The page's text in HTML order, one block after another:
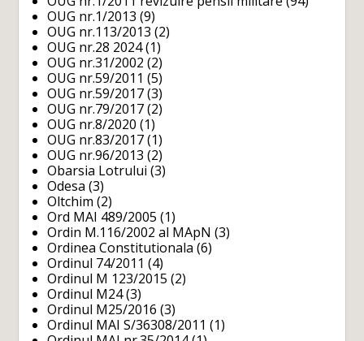
OUG nr.1/2013 (9)
OUG nr.113/2013 (2)
OUG nr.28 2024(1)
OUG nr.31/2002 (2)
OUG nr.59/2011 (5)
OUG nr.59/2017 (3)
OUG nr.79/2017 (2)
OUG nr.8/2020 (1)
OUG nr.83/2017 (1)
OUG nr.96/2013 (2)
Obarsia Lotrului (3)
Odesa (3)
Oltchim (2)
Ord MAI 489/2005 (1)
Ordin M.116/2002 al MApN (3)
Ordinea Constitutionala (6)
Ordinul 74/2011 (4)
Ordinul M 123/2015 (2)
Ordinul M24(3)
Ordinul M25/2016 (3)
Ordinul MAI S/36308/2011 (1)